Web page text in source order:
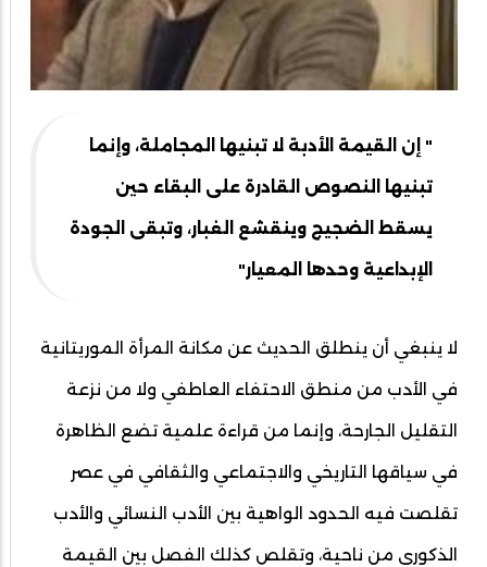
" إن القيمة الأدبة لا تبنيها المجاملة، وإنما
تبنيها النصوص القادرة على البقاء حين
يسقط الضجيج وينقشع الغبار، وتبقى الجودة
الإبداعية وحدها المعيار"
لا ينبغي أن ينطلق الحديث عن مكانة المرأة الموريتانية
في الأدب من منطق الاحتفاء العاطفي ولا من نزعة
التقليل الجارحة، وإنما من قراءة علمية تضع الظاهرة
في سياقها التاريخي والاجتماعي والثقافي في عصر
تقلصت فيه الحدود الواهية بين الأدب النسائي والأدب
الذكوري من ناحية، وتقلص كذلك الفصل بين القيمة